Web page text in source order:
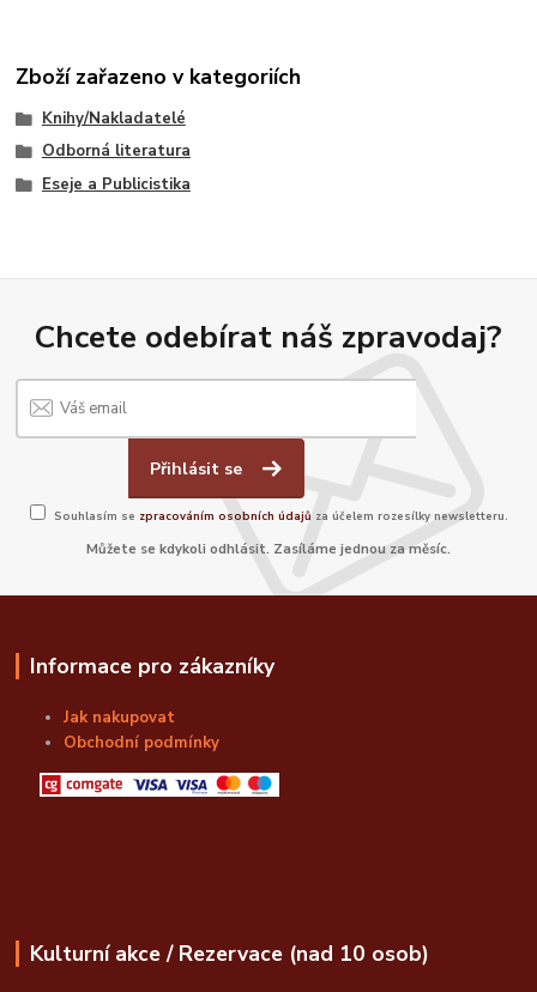
Zboží zařazeno v kategoriích
Knihy/Nakladatelé
Odborná literatura
Eseje a Publicistika
Chcete odebírat náš zpravodaj?
Přihlásit se
Souhlasím se zpracováním osobních údajů za účelem rozesílky newsletteru.
Můžete se kdykoli odhlásit. Zasíláme jednou za měsíc.
Informace pro zákazníky
Jak nakupovat
Obchodní podmínky
Kulturní akce / Rezervace (nad 10 osob)